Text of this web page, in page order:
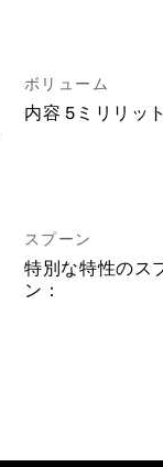
ボリューム
内容 5ミリリッ
スプーン
特別な特性のス
ン：